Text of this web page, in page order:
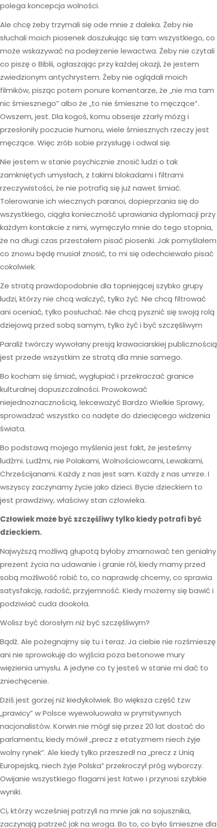
polega koncepcja wolności.
Ale chcę żeby trzymali się ode mnie z daleka. Żeby nie
słuchali moich piosenek doszukując się tam wszystkiego, co
może wskazywać na podejrzenie lewactwa. Żeby nie czytali
co piszę o Biblii, ogłaszając przy każdej okazji, że jestem
zwiedzionym antychrystem. Żeby nie oglądali moich
filmików, pisząc potem ponure komentarze, że „nie ma tam
nic śmiesznego” albo że „to nie śmieszne to męczące”.
Owszem, jest. Dla kogoś, komu obsesje zżarły mózg i
przesłoniły poczucie humoru, wiele śmiesznych rzeczy jest
męczące. Więc zrób sobie przysługę i odwal się.
Nie jestem w stanie psychicznie znosić ludzi o tak
zamkniętych umysłach, z takimi blokadami i filtrami
rzeczywistości, że nie potrafią się już nawet śmiać.
Tolerowanie ich wiecznych paranoi, dopieprzania się do
wszystkiego, ciągła konieczność uprawiania dyplomacji przy
każdym kontakcie z nimi, wymęczyło mnie do tego stopnia,
że na długi czas przestałem pisać piosenki. Jak pomyślałem
co znowu będę musiał znosić, to mi się odechciewało pisać
cokolwiek.
Ze stratą prawdopodobnie dla topniejącej szybko grupy
ludzi, którzy nie chcą walczyć, tylko żyć. Nie chcą filtrować
ani oceniać, tylko posłuchać. Nie chcą pysznić się swoją rolą
dziejową przed sobą samym, tylko żyć i być szczęśliwym
Paraliż twórczy wywołany presją krawaciarskiej publicznością
jest przede wszystkim ze stratą dla mnie samego.
Bo kocham się śmiać, wygłupiać i przekraczać granice
kulturalnej dopuszczalności. Prowokować
niejednoznacznością, lekceważyć Bardzo Wielkie Sprawy,
sprowadzać wszystko co nadęte do dziecięcego widzenia
świata.
Bo podstawą mojego myślenia jest fakt, że jesteśmy
ludźmi. Ludźmi, nie Polakami, Wolnościowcami, Lewakami,
Chrześcijanami. Każdy z nas jest sam. Każdy z nas umrze. I
wszyscy zaczynamy życie jako dzieci. Bycie dzieckiem to
jest prawdziwy, właściwy stan człowieka.
Człowiek może być szczęśliwy tylko kiedy potrafi być
dzieckiem.
Najwyższą możliwą głupotą byłoby zmarnować ten genialny
prezent życia na udawanie i granie ról, kiedy mamy przed
sobą możliwość robić to, co naprawdę chcemy, co sprawia
satysfakcję, radość, przyjemność. Kiedy możemy się bawić i
podziwiać cuda dookoła.
Wolisz być dorosłym niż być szczęśliwym?
Bądź. Ale pożegnajmy się tu i teraz. Ja ciebie nie rozśmieszę
ani nie sprowokuję do wyjścia poza betonowe mury
więzienia umysłu. A jedyne co ty jesteś w stanie mi dać to
zniechęcenie.
Dziś jest gorzej niż kiedykolwiek. Bo większa część tzw
„prawicy” w Polsce wyewoluowała w prymitywnych
nacjonalistów. Korwin nie mógł się przez 20 lat dostać do
parlamentu, kiedy mówił „precz z etatyzmem niech żyje
wolny rynek”. Ale kiedy tylko przeszedł na „precz z Unią
Europejską, niech żyje Polska” przekroczył próg wyborczy.
Owijanie wszystkiego flagami jest łatwe i przynosi szybkie
wyniki.
Ci, którzy wcześniej patrzyli na mnie jak na sojusznika,
zaczynają patrzeć jak na wroga. Bo to, co było śmieszne dla